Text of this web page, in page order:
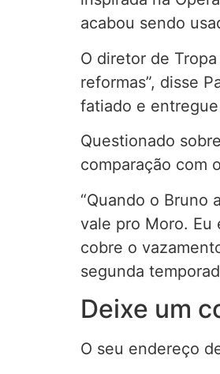
acabou sendo
O diretor de
reformas”, disse
fatiado e
Questionado
comparação com
“Quando o Bruno
vale pro Moro. Eu
cobre o
segunda
Deixe um
O seu endereço